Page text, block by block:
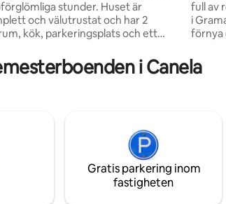
stunder. Huset är
och välutrustat och har 2
kök, parkeringsplats och ett
Mbps wifi. Beläget i ett
och lugnt slutet
i regionen och till
i Gramado (10 min) och Canela
full av
i
förnya
av
här
i Canela
Gratis parkering inom
fastigheten